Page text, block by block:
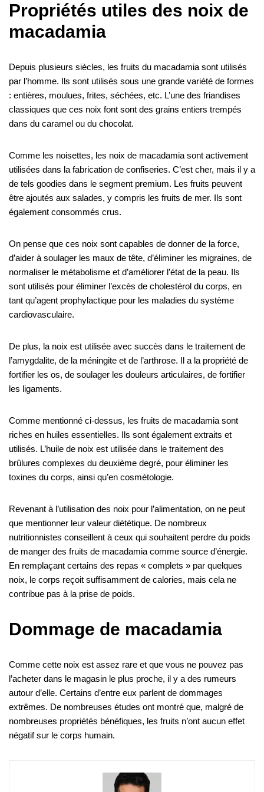
Propriétés utiles des noix de
macadamia
Depuis plusieurs siècles, les fruits du macadamia sont utilisés
par l’homme. Ils sont utilisés sous une grande variété de formes
: entières, moulues, frites, séchées, etc. L’une des friandises
classiques que ces noix font sont des grains entiers trempés
dans du caramel ou du chocolat.
Comme les noisettes, les noix de macadamia sont activement
utilisées dans la fabrication de confiseries. C’est cher, mais il y a
de tels goodies dans le segment premium. Les fruits peuvent
être ajoutés aux salades, y compris les fruits de mer. Ils sont
également consommés crus.
On pense que ces noix sont capables de donner de la force,
d’aider à soulager les maux de tête, d’éliminer les migraines, de
normaliser le métabolisme et d’améliorer l’état de la peau. Ils
sont utilisés pour éliminer l’excès de cholestérol du corps, en
tant qu’agent prophylactique pour les maladies du système
cardiovasculaire.
De plus, la noix est utilisée avec succès dans le traitement de
l’amygdalite, de la méningite et de l’arthrose. Il a la propriété de
fortifier les os, de soulager les douleurs articulaires, de fortifier
les ligaments.
Comme mentionné ci-dessus, les fruits de macadamia sont
riches en huiles essentielles. Ils sont également extraits et
utilisés. L’huile de noix est utilisée dans le traitement des
brûlures complexes du deuxième degré, pour éliminer les
toxines du corps, ainsi qu’en cosmétologie.
Revenant à l’utilisation des noix pour l’alimentation, on ne peut
que mentionner leur valeur diététique. De nombreux
nutritionnistes conseillent à ceux qui souhaitent perdre du poids
de manger des fruits de macadamia comme source d’énergie.
En remplaçant certains des repas « complets » par quelques
noix, le corps reçoit suffisamment de calories, mais cela ne
contribue pas à la prise de poids.
Dommage de macadamia
Comme cette noix est assez rare et que vous ne pouvez pas
l’acheter dans le magasin le plus proche, il y a des rumeurs
autour d’elle. Certains d’entre eux parlent de dommages
extrêmes. De nombreuses études ont montré que, malgré de
nombreuses propriétés bénéfiques, les fruits n’ont aucun effet
négatif sur le corps humain.